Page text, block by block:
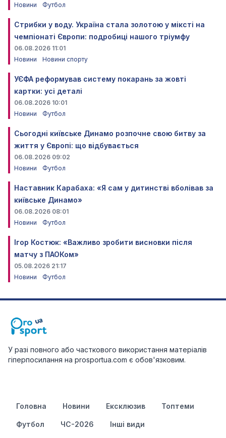
Новини
Футбол
Стрибки у воду. Україна стала золотою у міксті на
чемпіонаті Європи: подробиці нашого тріумфу
06.08.2026 11:01
Новини
Новини спорту
УЄФА реформував систему покарань за жовті
картки: усі деталі
06.08.2026 10:01
Новини
Футбол
Сьогодні київське Динамо розпочне свою битву за
життя у Європі: що відбувається
06.08.2026 09:02
Новини
Футбол
Наставник Карабаха: «Я сам у дитинстві вболівав за
київське Динамо»
06.08.2026 08:01
Новини
Футбол
Ігор Костюк: «Важливо зробити висновки після
матчу з ПАОКом»
05.08.2026 21:17
Новини
Футбол
У разі повного або часткового використання матеріалів
гіперпосилання на prosportua.com є обов'язковим.
Головна Новини Ексклюзив Топтеми
Футбол ЧС-2026 Інші види